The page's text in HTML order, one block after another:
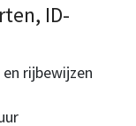
ID-
rijbewijzen